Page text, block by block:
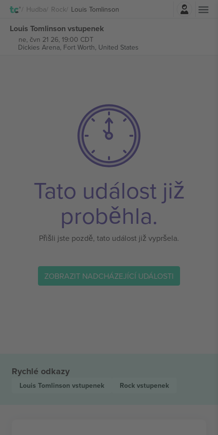
Hudba Rock Louis TomlinsonPřihlásit se
Louis Tomlinson vstupenek
ne, čvn 21 26, 19:00 CDT
Dickies Arena, Fort Worth, United States
Tato událost již
proběhla.
Přišli jste pozdě, tato událost již vypršela.
ZOBRAZIT NADCHÁZEJÍCÍ UDÁLOSTI
Rychlé odkazy
Louis Tomlinson vstupenek Rock vstupenek